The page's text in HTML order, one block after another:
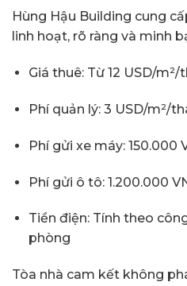
Hùng Hậu Building cung
linh hoạt, rõ ràng và minh
Giá thuê: Từ 12 USD/m²/
Phí quản lý: 3 USD/m²/
Phí gửi xe máy: 150.000
Phí gửi ô tô: 1.200.000
Tiền điện: Tính theo
phòng
Tòa nhà cam kết không